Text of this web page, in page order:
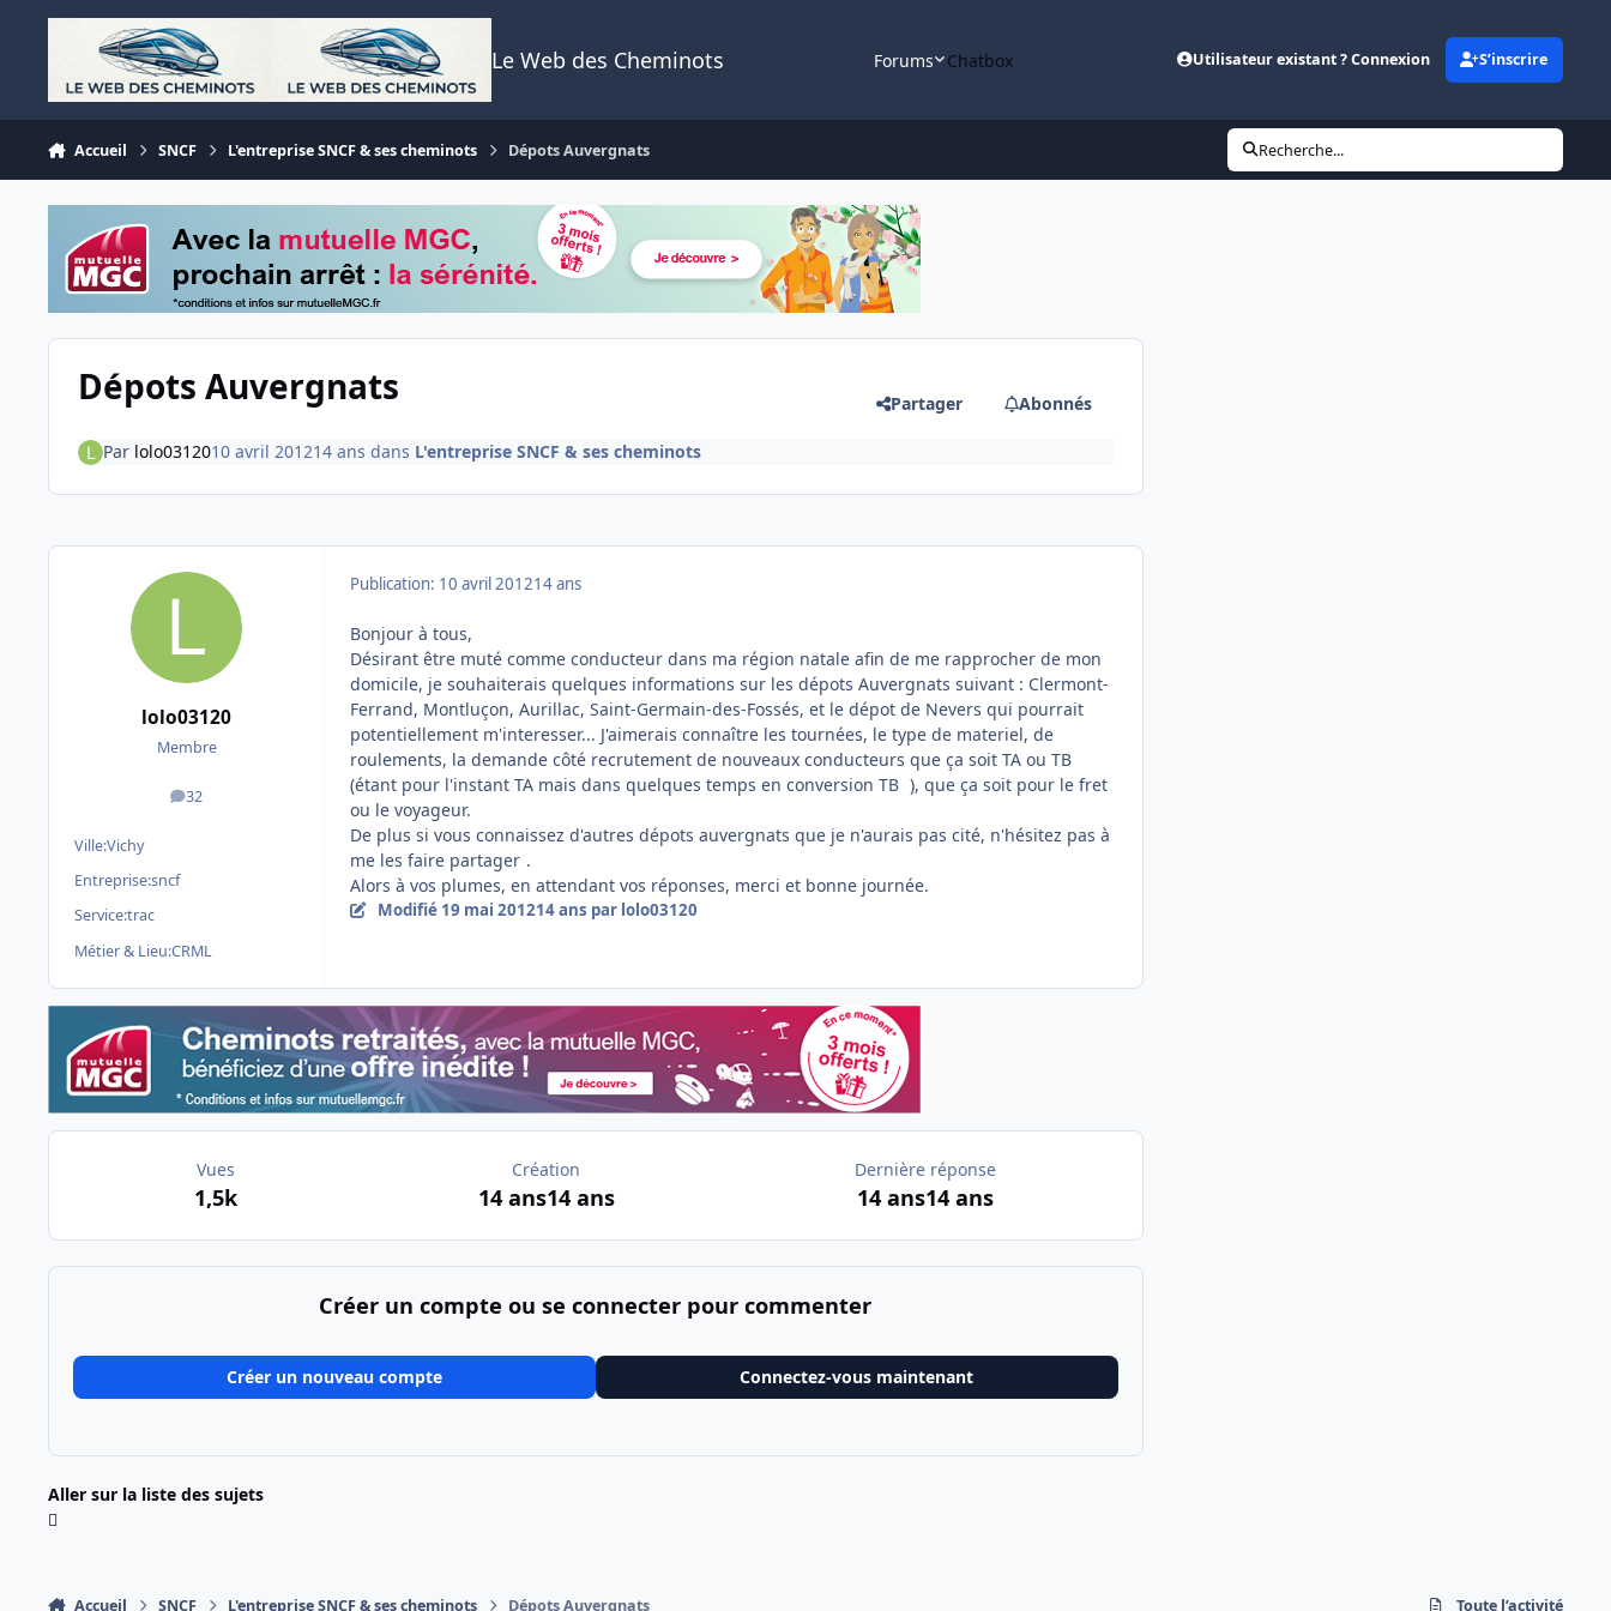
Aller au contenu
Le Web des Cheminots Forums Chatbox Utilisateur existant ? Connexion S’inscrire
Accueil SNCF L'entreprise SNCF & ses cheminots Dépots Auvergnats Recherche...
Dépots Auvergnats Partager Abonnés
Par lolo0312010 avril 201214 ans dans L'entreprise SNCF & ses cheminots
lolo03120
Membre
32
messages
Ville:Vichy
Entreprise:sncf
Service:trac
Métier & Lieu:CRML
Publication: 10 avril 201214 ans
Bonjour à tous,
Désirant être muté comme conducteur dans ma région natale afin de me rapprocher de mon
domicile, je souhaiterais quelques informations sur les dépots Auvergnats suivant : Clermont-
Ferrand, Montluçon, Aurillac, Saint-Germain-des-Fossés, et le dépot de Nevers qui pourrait
potentiellement m'interesser... J'aimerais connaître les tournées, le type de materiel, de
roulements, la demande côté recrutement de nouveaux conducteurs que ça soit TA ou TB
(étant pour l'instant TA mais dans quelques temps en conversion TB ), que ça soit pour le fret
ou le voyageur.
De plus si vous connaissez d'autres dépots auvergnats que je n'aurais pas cité, n'hésitez pas à
me les faire partager .
Alors à vos plumes, en attendant vos réponses, merci et bonne journée.
Modifié 19 mai 201214 ans par lolo03120
Vues
1,5k
Création
14 ans14 ans
Dernière réponse
14 ans14 ans
Créer un compte ou se connecter pour commenter
Créer un nouveau compte Connectez-vous maintenant
Aller sur la liste des sujets
Accueil SNCF L'entreprise SNCF & ses cheminots Dépots Auvergnats Toute l’activité